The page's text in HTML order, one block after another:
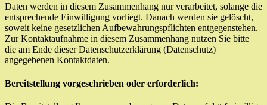
Daten werden in diesem Zusammenhang nur verarbeitet, solange die
entsprechende Einwilligung vorliegt. Danach werden sie gelöscht,
soweit keine gesetzlichen Aufbewahrungspflichten entgegenstehen.
Zur Kontaktaufnahme in diesem Zusammenhang nutzen Sie bitte
die am Ende dieser Datenschutzerklärung (Datenschutz)
angegebenen Kontaktdaten.
Bereitstellung vorgeschrieben oder erforderlich: